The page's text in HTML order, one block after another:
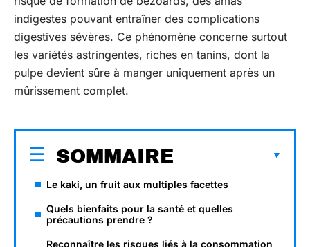
indigestes pouvant entraîner des complications
digestives sévères. Ce phénomène concerne surtout
les variétés astringentes, riches en tanins, dont la
pulpe devient sûre à manger uniquement après un
mûrissement complet.
SOMMAIRE
Le kaki, un fruit aux multiples facettes
Quels bienfaits pour la santé et quelles
précautions prendre ?
Reconnaître les risques liés à la consommation